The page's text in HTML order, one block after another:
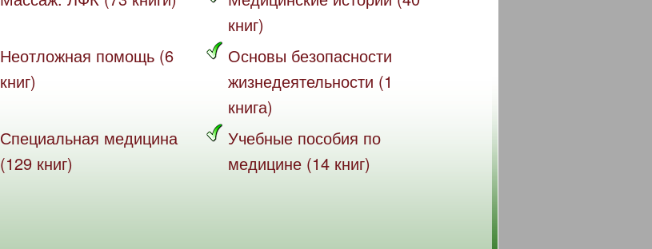
книг)
Неотложная помощь (6
книг)
Основы безопасности
жизнедеятельности (1
книга)
Специальная медицина
(129 книг)
Учебные пособия по
медицине (14 книг)